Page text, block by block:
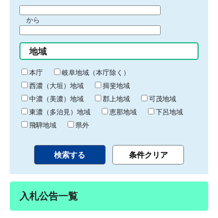
間
始
り
から
間
終
わ
り
地域
本庁
岐阜地域（本庁除く）
西濃（大垣）地域
揖斐地域
中濃（美濃）地域
郡上地域
可茂地域
東濃（多治見）地域
恵那地域
下呂地域
飛騨地域
県外
入札公告一覧